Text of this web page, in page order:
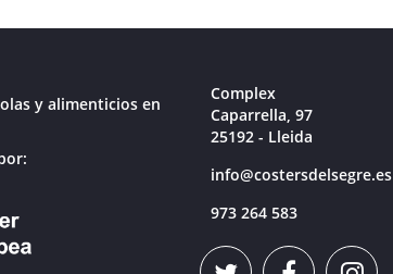
y alimenticios en
Complex
Caparrella, 97
25192 - Lleida
info@costersdelsegre.es
973 264 583